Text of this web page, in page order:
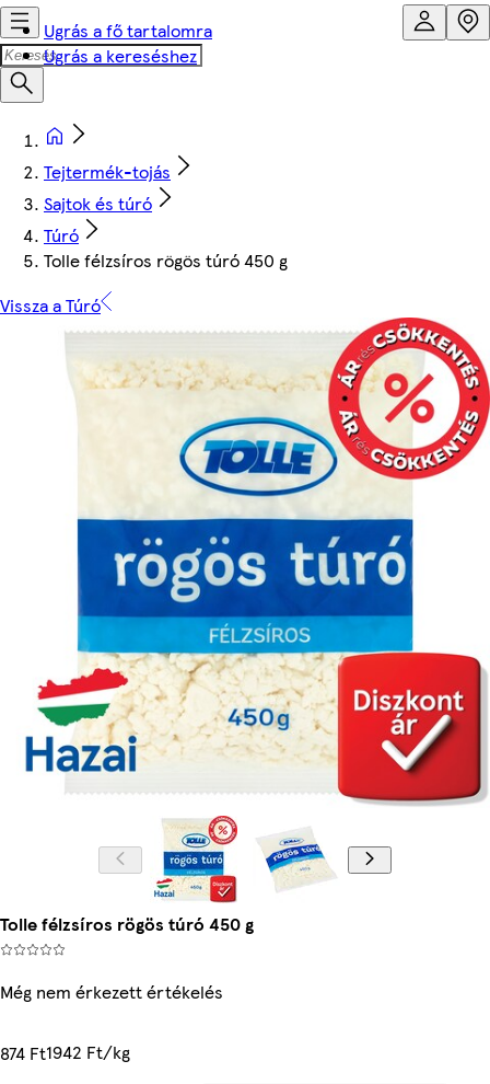
Ugrás a fő tartalomra
Ugrás a kereséshez
Tejtermék-tojás
Sajtok és túró
Túró
Tolle félzsíros rögös túró 450 g
Vissza a Túró
Tolle félzsíros rögös túró 450 g
Még nem érkezett értékelés
874 Ft1942 Ft/kg